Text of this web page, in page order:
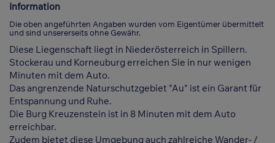
Information
Die oben angeführten Angaben wurden vom Eigentümer übermittelt
und sind unsererseits ohne Gewähr.
Diese Liegenschaft liegt in Niederösterreich in Spillern.
Stockerau und Korneuburg erreichen Sie in nur wenigen
Minuten mit dem Auto.
Das angrenzende Naturschutzgebiet "Au" ist ein Garant für
Entspannung und Ruhe.
Die Burg Kreuzenstein ist in 8 Minuten mit dem Auto
erreichbar.
Zudem bietet diese Umgebung auch zahlreiche Wander- /